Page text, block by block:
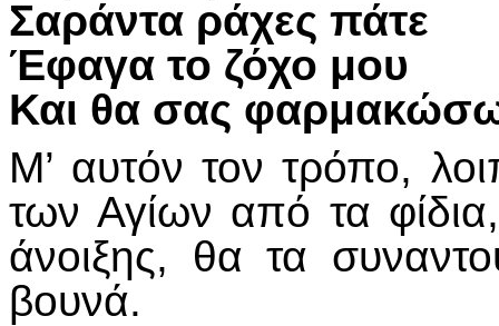
Σαράντα ράχες πάτε
Έφαγα το ζόχο μου
Και θα σας
Μ’ αυτόν τον τρόπο,
των Αγίων από τα
άνοιξης, θα τα
βουνά.